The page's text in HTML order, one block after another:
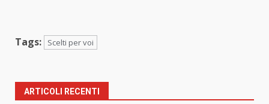
Tags: Scelti per voi
ARTICOLI RECENTI